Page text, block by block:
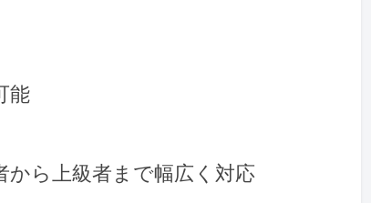
能
から上級者まで幅広く対応